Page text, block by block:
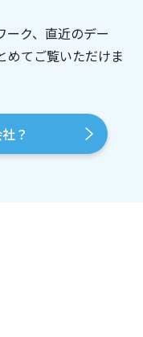
ーク、直近のデー
めてご覧いただけま
？